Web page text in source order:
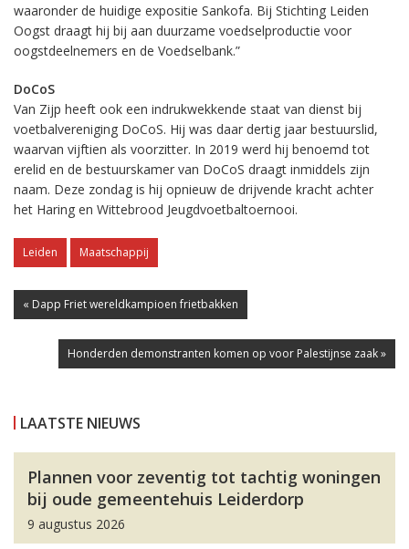
waaronder de huidige expositie Sankofa. Bij Stichting Leiden
Oogst draagt hij bij aan duurzame voedselproductie voor
oogstdeelnemers en de Voedselbank.”
DoCoS
Van Zijp heeft ook een indrukwekkende staat van dienst bij
voetbalvereniging DoCoS. Hij was daar dertig jaar bestuurslid,
waarvan vijftien als voorzitter. In 2019 werd hij benoemd tot
erelid en de bestuurskamer van DoCoS draagt inmiddels zijn
naam. Deze zondag is hij opnieuw de drijvende kracht achter
het Haring en Wittebrood Jeugdvoetbaltoernooi.
Leiden Maatschappij
« Dapp Friet wereldkampioen frietbakken
Honderden demonstranten komen op voor Palestijnse zaak »
LAATSTE NIEUWS
Plannen voor zeventig tot tachtig woningen
bij oude gemeentehuis Leiderdorp
9 augustus 2026